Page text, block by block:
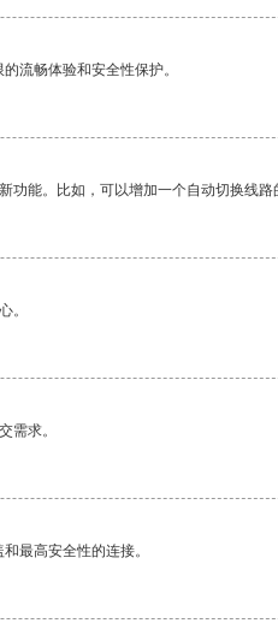
流畅体验和安全性保护。
功能。比如，可以增加一个自动切换线
。
需求。
最高安全性的连接。